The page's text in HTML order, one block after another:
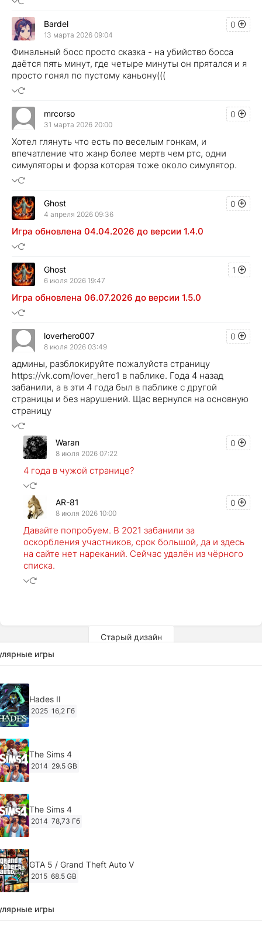
0
Bardel
13 марта 2026 09:04
Финальный босс просто сказка - на убийство босса
даётся пять минут, где четыре минуты он прятался и я
просто гонял по пустому каньону(((
0
mrcorso
31 марта 2026 20:00
Хотел глянуть что есть по веселым гонкам, и
впечатление что жанр более мертв чем ртс, одни
симуляторы и форза которая тоже около симулятор.
0
Ghost
4 апреля 2026 09:36
Игра обновлена 04.04.2026 до версии 1.4.0
1
Ghost
6 июля 2026 19:47
Игра обновлена 06.07.2026 до версии 1.5.0
0
loverhero007
8 июля 2026 03:49
админы, разблокируйте пожалуйста страницу
https://vk.com/lover_hero1 в паблике. Года 4 назад
забанили, а в эти 4 года был в паблике с другой
страницы и без нарушений. Щас вернулся на основную
страницу
0
Waran
8 июля 2026 07:22
4 года в чужой странице?
0
AR-81
8 июля 2026 10:00
Давайте попробуем. В 2021 забанили за
оскорбления участников, срок большой, да и здесь
на сайте нет нареканий. Сейчас удалён из чёрного
списка.
Старый дизайн
игры
Hades II
2025 16,2 Гб
The Sims 4
2014 29.5 GB
The Sims 4
2014 78,73 Гб
GTA 5 / Grand Theft Auto V
2015 68.5 GB
Ghost of Tsushima: Director's Cut v.1053.8.1023.1614
игры